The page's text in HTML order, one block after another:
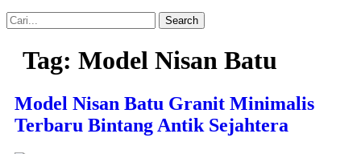
Search
Tag: Model Nisan Batu
Model Nisan Batu Granit Minimalis
Terbaru Bintang Antik Sejahtera